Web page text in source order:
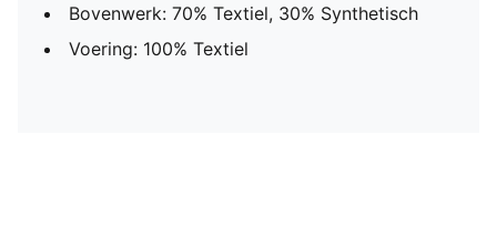
Bovenwerk: 70% Textiel, 30% Synthetisch
Voering: 100% Textiel